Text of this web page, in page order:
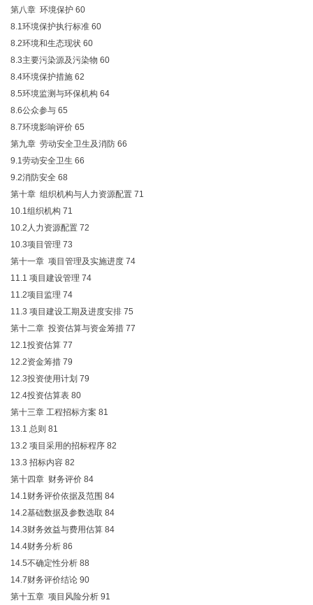
第八章 环境保护 60
8.1环境保护执行标准 60
8.2环境和生态现状 60
8.3主要污染源及污染物 60
8.4环境保护措施 62
8.5环境监测与环保机构 64
8.6公众参与 65
8.7环境影响评价 65
第九章 劳动安全卫生及消防 66
9.1劳动安全卫生 66
9.2消防安全 68
第十章 组织机构与人力资源配置 71
10.1组织机构 71
10.2人力资源配置 72
10.3项目管理 73
第十一章 项目管理及实施进度 74
11.1 项目建设管理 74
11.2项目监理 74
11.3 项目建设工期及进度安排 75
第十二章 投资估算与资金筹措 77
12.1投资估算 77
12.2资金筹措 79
12.3投资使用计划 79
12.4投资估算表 80
第十三章 工程招标方案 81
13.1 总则 81
13.2 项目采用的招标程序 82
13.3 招标内容 82
第十四章 财务评价 84
14.1财务评价依据及范围 84
14.2基础数据及参数选取 84
14.3财务效益与费用估算 84
14.4财务分析 86
14.5不确定性分析 88
14.7财务评价结论 90
第十五章 项目风险分析 91